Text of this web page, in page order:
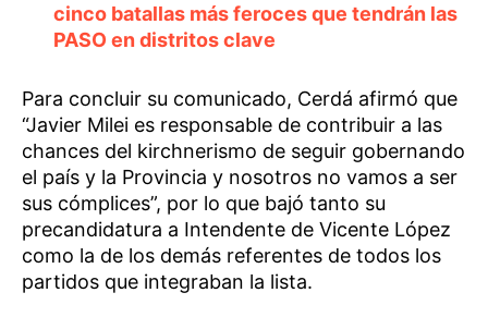
cinco batallas más feroces que tendrán las
PASO en distritos clave
Para concluir su comunicado, Cerdá afirmó que
“Javier Milei es responsable de contribuir a las
chances del kirchnerismo de seguir gobernando
el país y la Provincia y nosotros no vamos a ser
sus cómplices”, por lo que bajó tanto su
precandidatura a Intendente de Vicente López
como la de los demás referentes de todos los
partidos que integraban la lista.